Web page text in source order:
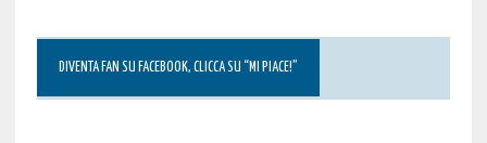
DIVENTA FAN SU FACEBOOK, CLICCA SU “MI PIACE!”